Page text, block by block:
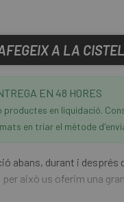
A LA
EN 48 HORES
en liquidació.
en triar el mètode
abans, durant i després
això us oferim una